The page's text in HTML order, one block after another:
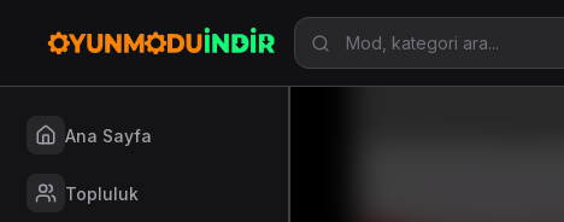
Ana Sayfa
Topluluk